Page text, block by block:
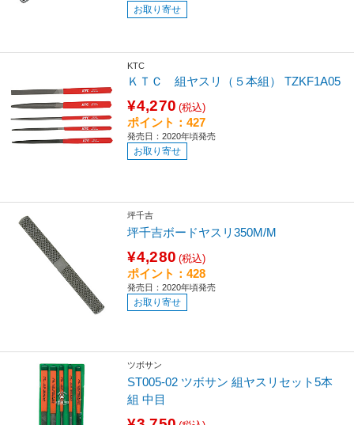
お取り寄せ
KTC
ＫＴＣ 組ヤスリ（５本組） TZKF1A05
¥4,270 (税込)
ポイント：427
発売日：2020年頃発売
お取り寄せ
坪千吉
坪千吉ボードヤスリ350M/M
¥4,280 (税込)
ポイント：428
発売日：2020年頃発売
お取り寄せ
ツボサン
ST005-02 ツボサン 組ヤスリセット5本
組 中目